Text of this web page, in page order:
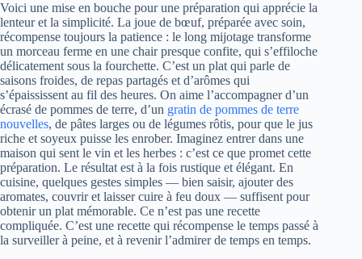
Voici une mise en bouche pour une préparation qui apprécie la
lenteur et la simplicité. La joue de bœuf, préparée avec soin,
récompense toujours la patience : le long mijotage transforme
un morceau ferme en une chair presque confite, qui s’effiloche
délicatement sous la fourchette. C’est un plat qui parle de
saisons froides, de repas partagés et d’arômes qui
s’épaississent au fil des heures. On aime l’accompagner d’un
écrasé de pommes de terre, d’un gratin de pommes de terre
nouvelles, de pâtes larges ou de légumes rôtis, pour que le jus
riche et soyeux puisse les enrober. Imaginez entrer dans une
maison qui sent le vin et les herbes : c’est ce que promet cette
préparation. Le résultat est à la fois rustique et élégant. En
cuisine, quelques gestes simples — bien saisir, ajouter des
aromates, couvrir et laisser cuire à feu doux — suffisent pour
obtenir un plat mémorable. Ce n’est pas une recette
compliquée. C’est une recette qui récompense le temps passé à
la surveiller à peine, et à revenir l’admirer de temps en temps.